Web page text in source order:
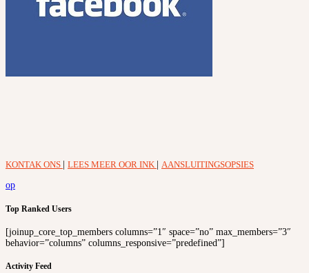
KONTAK ONS LEES MEER OOR INK
AANSLUITINGSOPSIES
op
Top Ranked Users
[joinup_core_top_members columns=”1″ space=”no” max_members=”3″
behavior=”columns” columns_responsive=”predefined”]
Activity Feed